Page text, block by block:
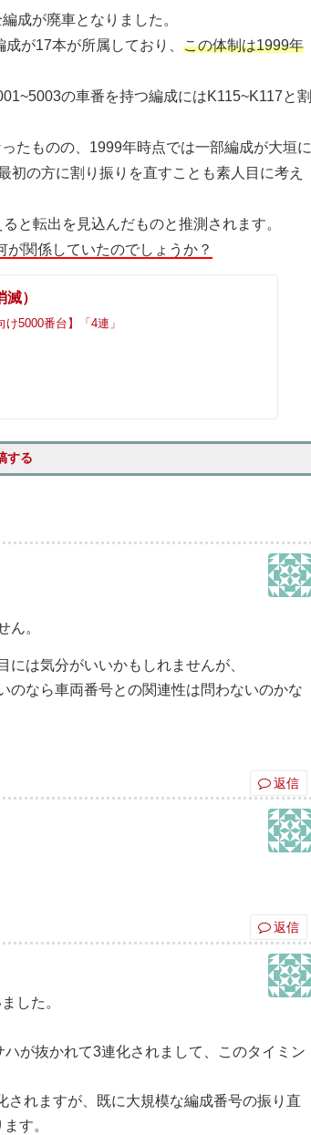
成が廃車となりました。
が17本が所属しており、 この体制は1999年
の車番を持つ編成にはK115~K117と割
たものの、1999年時点では一部編成が大垣に
の方に割り振りを直すことも素人目に考え
ると転出を見込んだものと推測されます。
が関係していたのでしょうか？
）
5000番台】「4連」
する
ん。
は気分がいいかもしれませんが、
のなら車両番号との関連性は問わないのかな
返信
返信
した。
が抜かれて3連化されまして、このタイミン
れますが、既に大規模な編成番号の振り直
す。